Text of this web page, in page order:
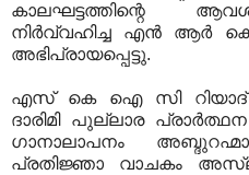
കാലഘട്ടത്തിന്റെ
നിര്‍വ്വഹിച്ച എന്‍ ആര്‍
അഭിപ്രായപ്പെട്ടു.
എസ് കെ ഐ സി
ദാരിമി പുല്ലാര
ഗാനാലാപനം
പ്രതിജ്ഞാ വാചകം